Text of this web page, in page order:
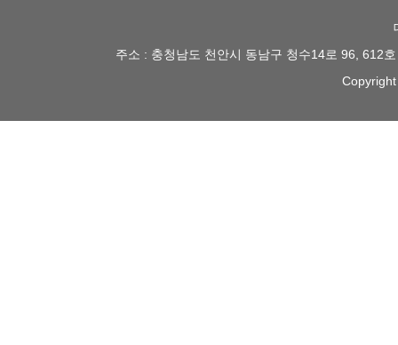
주소 : 충청남도 천안시 동남구 청수14로 96, 612